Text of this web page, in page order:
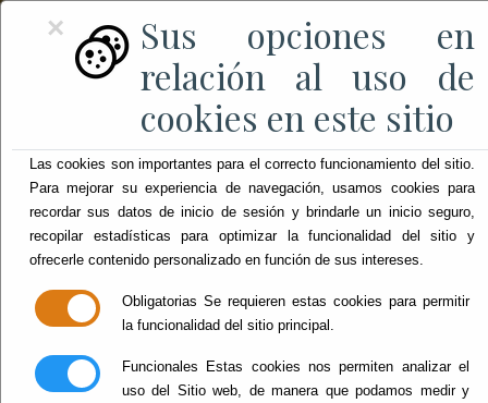
×
Sus opciones en
relación al uso de
cookies en este sitio
Las cookies son importantes para el correcto funcionamiento del sitio.
Para mejorar su experiencia de navegación, usamos cookies para
recordar sus datos de inicio de sesión y brindarle un inicio seguro,
recopilar estadísticas para optimizar la funcionalidad del sitio y
ofrecerle contenido personalizado en función de sus intereses.
Obligatorias Se requieren estas cookies para permitir
la funcionalidad del sitio principal.
Funcionales Estas cookies nos permiten analizar el
uso del Sitio web, de manera que podamos medir y